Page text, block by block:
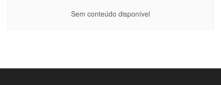
Sem conteúdo disponível